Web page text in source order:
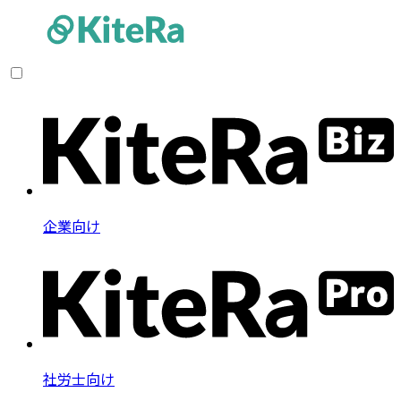
企業向け
社労士向け